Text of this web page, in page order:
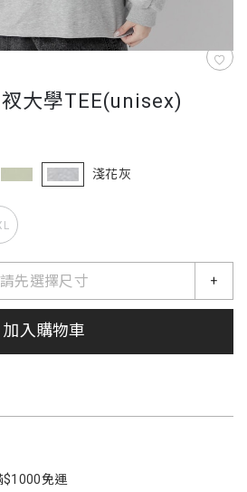
大學TEE(unisex)
淺花灰
請先選擇尺寸 +
加入購物車
$1000免運